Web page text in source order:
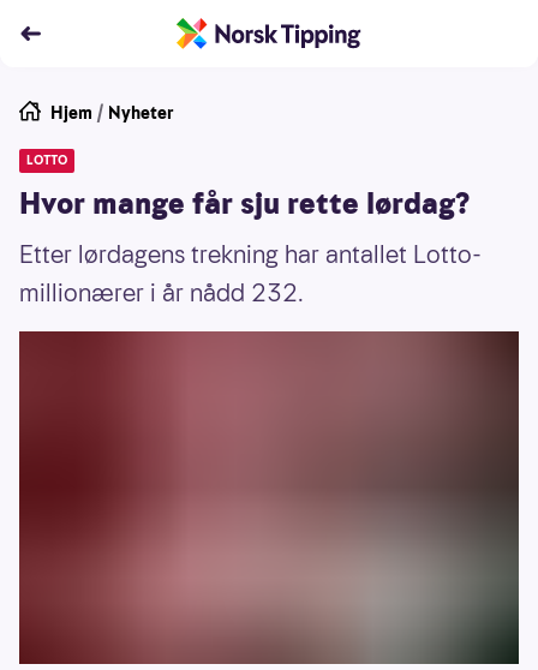
Hjem / Nyheter
LOTTO
Hvor mange får sju rette lørdag?
Etter lørdagens trekning har antallet Lotto-
millionærer i år nådd 232.